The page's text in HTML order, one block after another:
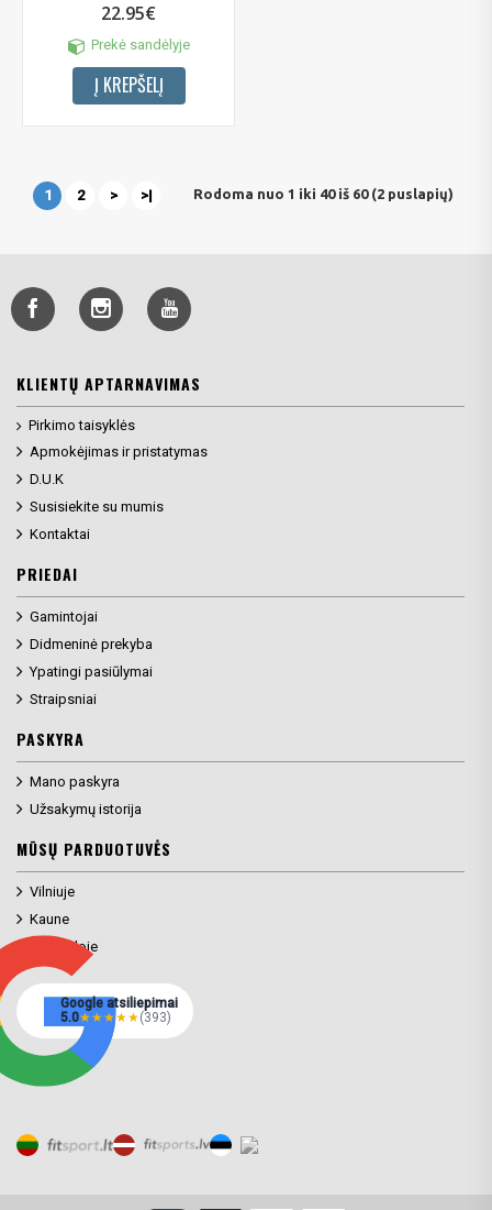
22.95€
Prekė sandėlyje
Į KREPŠELĮ
1 2 > >| Rodoma nuo 1 iki 40 iš 60 (2 puslapių)
KLIENTŲ APTARNAVIMAS
Pirkimo taisyklės
Apmokėjimas ir pristatymas
D.U.K
Susisiekite su mumis
Kontaktai
PRIEDAI
Gamintojai
Didmeninė prekyba
Ypatingi pasiūlymai
Straipsniai
PASKYRA
Mano paskyra
Užsakymų istorija
MŪSŲ PARDUOTUVĖS
Vilniuje
Kaune
Klaipėdoje
Google atsiliepimai
5.0★★★★★(393)